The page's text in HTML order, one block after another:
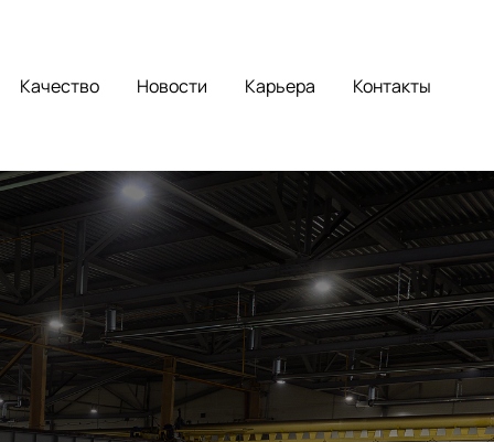
Качество Новости Карьера Контакты